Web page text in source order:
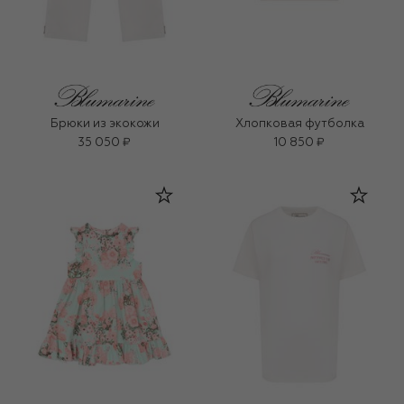
Брюки из экокожи
35 050 ₽
Хлопковая футболка
10 850 ₽